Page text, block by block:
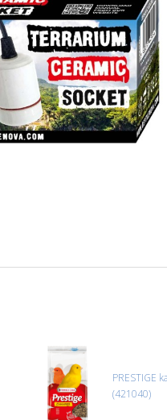
PRESTIGE
(421040)